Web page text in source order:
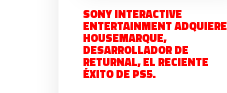
SONY INTERACTIVE
ENTERTAINMENT ADQUIERE
HOUSEMARQUE,
DESARROLLADOR DE
RETURNAL, EL RECIENTE
ÉXITO DE PS5.